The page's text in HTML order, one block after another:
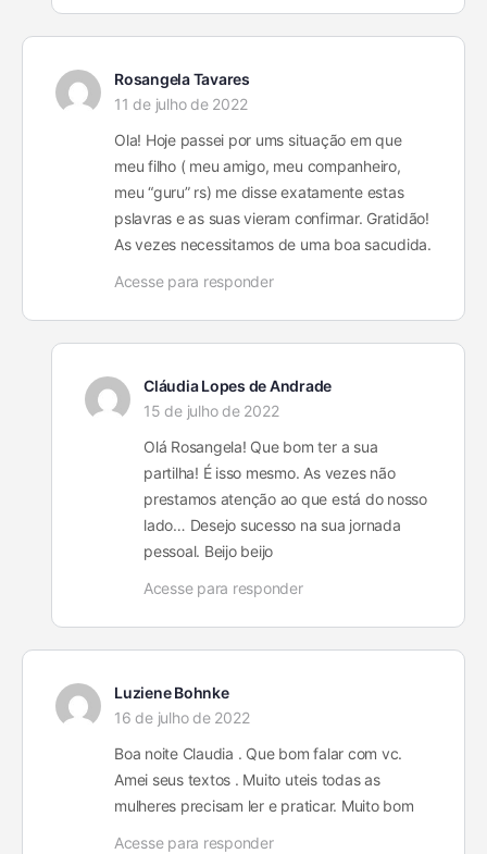
Rosangela Tavares
11 de julho de 2022
Ola! Hoje passei por ums situação em que
meu filho ( meu amigo, meu companheiro,
meu “guru” rs) me disse exatamente estas
pslavras e as suas vieram confirmar. Gratidão!
As vezes necessitamos de uma boa sacudida.
Acesse para responder
Cláudia Lopes de Andrade
15 de julho de 2022
Olá Rosangela! Que bom ter a sua
partilha! É isso mesmo. As vezes não
prestamos atenção ao que está do nosso
lado… Desejo sucesso na sua jornada
pessoal. Beijo beijo
Acesse para responder
Luziene Bohnke
16 de julho de 2022
Boa noite Claudia . Que bom falar com vc.
Amei seus textos . Muito uteis todas as
mulheres precisam ler e praticar. Muito bom
Acesse para responder